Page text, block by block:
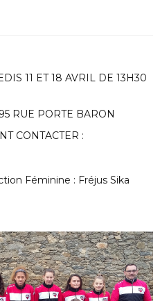
11 ET 18 AVRIL DE 13H30
RUE PORTE BARON
CONTACTER :
Féminine : Fréjus Sika